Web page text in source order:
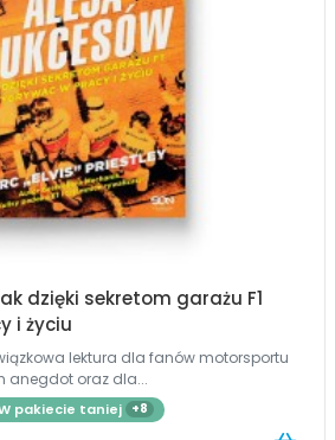
dzięki sekretom garażu F1
i życiu
anegdot oraz dla...
pakiecie taniej +8